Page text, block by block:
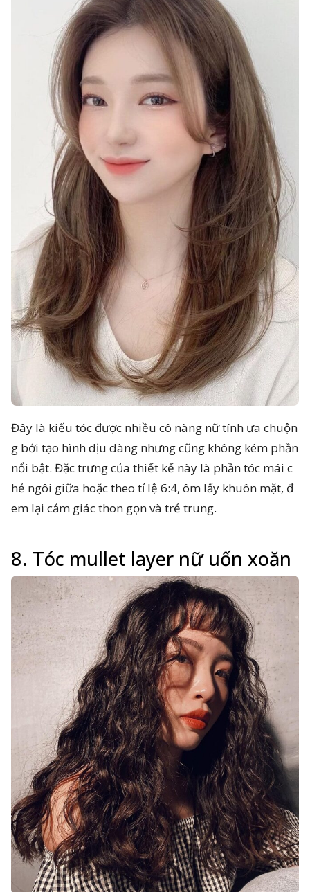
Đây là kiểu tóc được nhiều cô nàng nữ tính ưa chuộn
g bởi tạo hình dịu dàng nhưng cũng không kém phần
nổi bật. Đặc trưng của thiết kế này là phần tóc mái c
hẻ ngôi giữa hoặc theo tỉ lệ 6:4, ôm lấy khuôn mặt, đ
em lại cảm giác thon gọn và trẻ trung.
8. Tóc mullet layer nữ uốn xoăn